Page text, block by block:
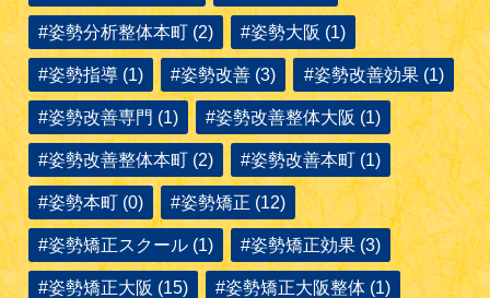
#姿勢分析整体本町 (2) #姿勢大阪 (1)
#姿勢指導 (1) #姿勢改善 (3) #姿勢改善効果 (1)
#姿勢改善専門 (1) #姿勢改善整体大阪 (1)
#姿勢改善整体本町 (2) #姿勢改善本町 (1)
#姿勢本町 (0) #姿勢矯正 (12)
#姿勢矯正スクール (1) #姿勢矯正効果 (3)
#姿勢矯正大阪 (15) #姿勢矯正大阪整体 (1)